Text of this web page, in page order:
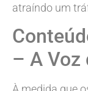
atraíndo um
– A Voz